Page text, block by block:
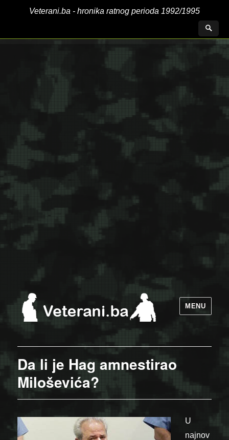
Veterani.ba - hronika ratnog perioda 1992/1995
MENU
Da li je Hag amnestirao
Miloševića?
U
najnov